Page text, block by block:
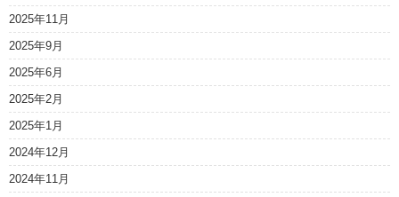
2025年11月
2025年9月
2025年6月
2025年2月
2025年1月
2024年12月
2024年11月